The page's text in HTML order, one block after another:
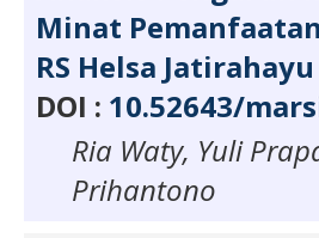
Minat
RS Helsa
DOI : 10.52643/
Ria Waty, Yuli
Prihantono